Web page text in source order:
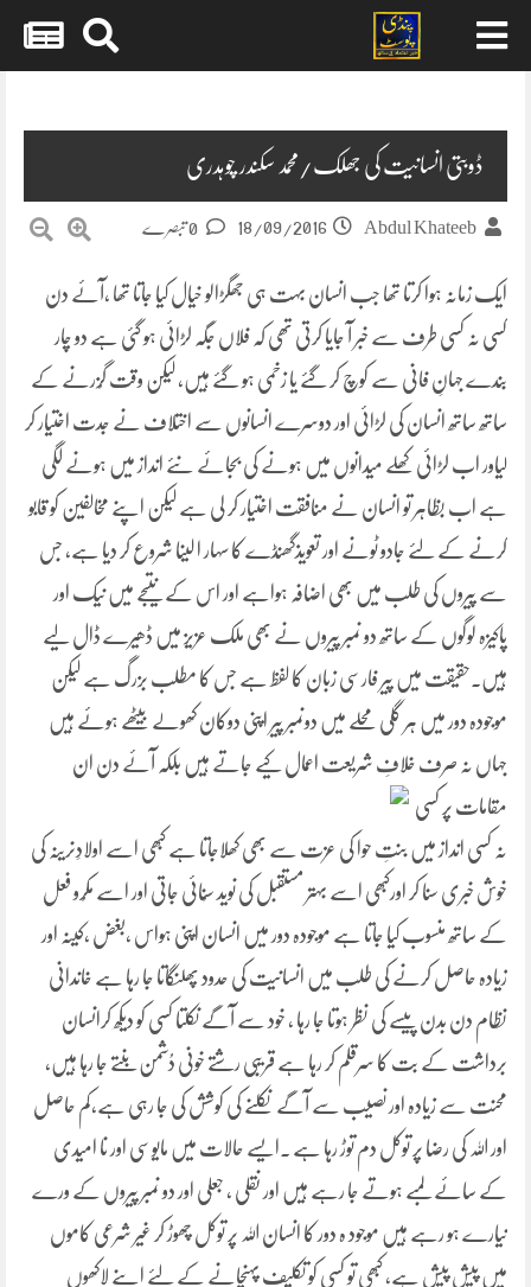
ڈوبتی انسانیت کی جھلک/محمد سکندر چوہدری
Abdul Khateeb
18/09/2016
ایک زمانہ ہوا کرتا تھا جب انسان بہت ہی جھگڑالو خیال کیا جاتا تھا ،آئے دن
کسی نہ کسی طرف سے خبر آ جایا کرتی تھی کہ فلاں جگہ لڑائی ہو گئی ہے دو چار
بندے جہانِ فانی سے کوچ کر گئے یا زخمی ہو گئے ہیں، لیکن وقت گُزرنے کے
ساتھ ساتھ انسان کی لڑائی اور دوسرے انسانوں سے اختلاف نے جدت اختیار کر
لیاور اب لڑائی کھلے میدانوں میں ہونے کی بجائے نئے انداز میں ہونے لگی
ہے اب بظاہر تو انسان نے منافقت اختیار کر لی ہے لیکن اپنے مخالفین کو قابو
کرنے کے لئے جادو ٹونے اور تعویذگھنڈے کا سہار ا لینا شروع کر دیا ہے، جس
سے پیروں کی طلب میں بھی اضافہ ہواہے اور اس کے نتیجے میں نیک اور
پاکیزہ لوگوں کے ساتھ دو نمبر پیروں نے بھی ملک عزیز میں ڈھیرے ڈال لیے
ہیں۔حقیقت میں پیر فارسی زبان کا لفظ ہے جس کا مطلب بزرگ ہے لیکن
موجودہ دور میں ہر گلی محلے میں دونمبر پیر اپنی دوکان کھولے بیٹھے ہوئے ہیں
جہاں نہ صرف خلافِ شریعت اعمال کیے جاتے ہیں بلکہ آئے دن ان
مقامات پر کسی
نہ کسی انداز میں بنتِ حوا کی عزت سے بھی کھلاجاتا ہے کبھی اسے اولادِنرینہ کی
خوش خبری سنا کر اورکبھی اسے بہتر مستقبل کی نوید سُنائی جاتی اور اسے مکُرو فعل
کے ساتھ منسوب کیا جاتا ہے موجودہ دور میں انسان اپنی ہواس ،بغض ،کینہ اور
زیادہ حاصل کرنے کی طلب میں انسانیت کی حدود پھلنگاتا جا رہا ہے خاندانی
نظام دن بدن پیسے کی نظر ہوتا جا رہا ، خود سے آگے نکلتا کسی کو دیکھ کرانسان
برداشت کے بت کا سرقلم کر رہا ہے قریبی رشتے خونی دُشمن بنتے جا رہا ہیں،
محنت سے زیادہ اور نصیب سے آگے نکلنے کی کوشش کی جا رہی ہے،کم حاصل
اور اللہ کی رضا پر توکل دم توڑ رہا ہے ۔ایسے حالات میں مایوسی اور نا امیدی
کے سائے لمبے ہوتے جا رہے ہیں اور نقلی ، جعلی اور دو نمبر پیروں کے ورے
نیارے ہو رہے ہیں موجود ہ دور کا انسان اللہ پر توکل چھوڑ کر غیر شرعی کاموں
میں پیش پیش ہے، کبھی تو کسی کو تکلیف پہنچانے کے لئے اپنے لاکھوں